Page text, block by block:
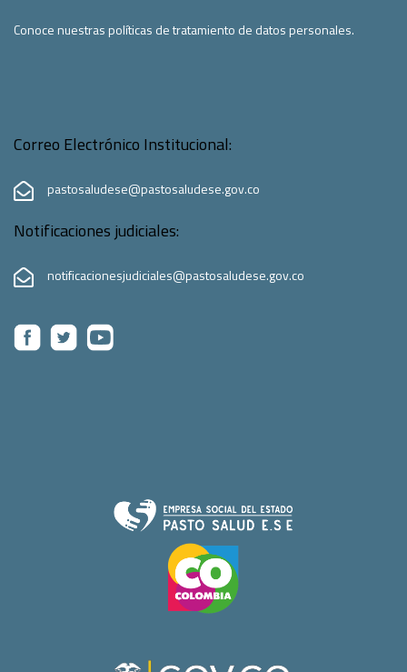
Conoce nuestras políticas de tratamiento de datos personales.
Correo Electrónico Institucional:
pastosaludese@pastosaludese.gov.co
Notificaciones judiciales:
notificacionesjudiciales@pastosaludese.gov.co